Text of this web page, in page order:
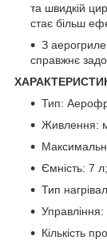
та швидкій
стає більш
З
справжнє
Тип:
Живлення:
Ємність: 7 л;
Тип
Кількість